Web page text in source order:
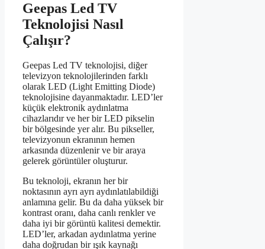
Geepas Led TV
Teknolojisi Nasıl
Çalışır?
Geepas Led TV teknolojisi, diğer
televizyon teknolojilerinden farklı
olarak LED (Light Emitting Diode)
teknolojisine dayanmaktadır. LED’ler
küçük elektronik aydınlatma
cihazlarıdır ve her bir LED pikselin
bir bölgesinde yer alır. Bu pikseller,
televizyonun ekranının hemen
arkasında düzenlenir ve bir araya
gelerek görüntüler oluşturur.
Bu teknoloji, ekranın her bir
noktasının ayrı ayrı aydınlatılabildiği
anlamına gelir. Bu da daha yüksek bir
kontrast oranı, daha canlı renkler ve
daha iyi bir görüntü kalitesi demektir.
LED’ler, arkadan aydınlatma yerine
daha doğrudan bir ışık kaynağı